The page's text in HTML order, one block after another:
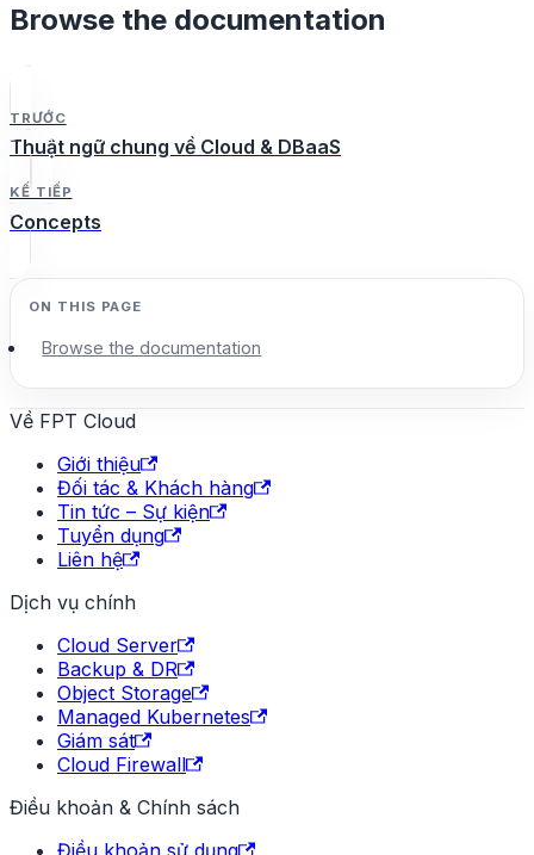
Browse the documentation
TRƯỚC
Thuật ngữ chung về Cloud & DBaaS
KẾ TIẾP
Concepts
Browse the documentation
Về FPT Cloud
Giới thiệu
Đối tác & Khách hàng
Tin tức – Sự kiện
Tuyển dụng
Liên hệ
Dịch vụ chính
Cloud Server
Backup & DR
Object Storage
Managed Kubernetes
Giám sát
Cloud Firewall
Điều khoản & Chính sách